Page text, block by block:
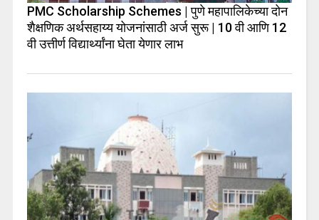
PMC Scholarship Schemes | पुणे महापालिकेच्या दोन
शैक्षणिक अर्थसहाय्य योजनांसाठी अर्ज सुरू | 10 वी आणि 12
वी उत्तीर्ण विद्यार्थ्यांना घेता येणार लाभ